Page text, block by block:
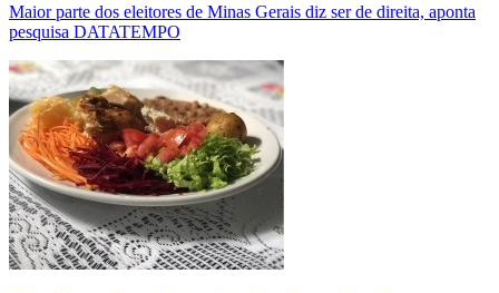
Maior parte dos eleitores de Minas Gerais diz ser de direita, aponta
pesquisa DATATEMPO